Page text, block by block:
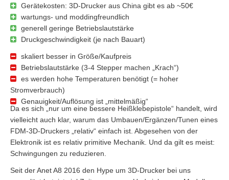
Gerätekosten: 3D-Drucker aus China gibt es ab ~50€
wartungs- und moddingfreundlich
generell geringe Betriebslautstärke
Druckgeschwindigkeit (je nach Bauart)
skaliert besser in Größe/Kaufpreis
Betriebslautstärke (3-4 Stepper machen „Krach“)
es werden hohe Temperaturen benötigt (= hoher
Stromverbrauch)
Genauigkeit/Auflösung ist „mittelmäßig“
Da es sich „nur um eine bessere Heißklebepistole“ handelt, wird
vielleicht auch klar, warum das Umbauen/Ergänzen/Tunen eines
FDM-3D-Druckers „relativ“ einfach ist. Abgesehen von der
Elektronik ist es relativ primitive Mechanik. Und da gilt es meist:
Schwingungen zu reduzieren.
Seit der Anet A8 2016 den Hype um 3D-Drucker bei uns